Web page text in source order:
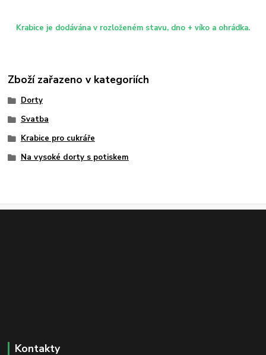
Krabice je dodávána v rozloženém stavu, dno + víko a ohrádka.
Zboží zařazeno v kategoriích
Dorty
Svatba
Krabice pro cukráře
Na vysoké dorty s potiskem
Kontakty